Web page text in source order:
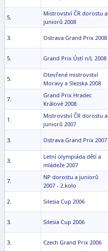
5.
Mistrovství ČR dorostu a
juniorů 2008
3. Ostrava Grand Prix 2008
5. Grand Prix Ústí n/L 2008
5.
Otevřené mistrovství
Moravy a Slezska 2008
7.
Grand Prix Hradec
Králové 2008
1.
Mistrovství ČR dorostu a
juniorů 2007
3. Ostrava Grand Prix 2007
3.
Letní olympiáda dětí a
mládeže 2007
7.
NP dorostu a juniorů
2007 - 2.kolo
2. Silesia Cup 2006
3. Silesia Cup 2006
3. Czech Grand Prix 2006